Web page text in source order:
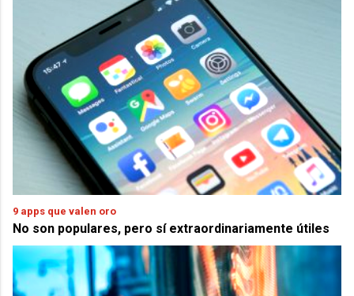
9 apps que valen oro
No son populares, pero sí extraordinariamente útiles